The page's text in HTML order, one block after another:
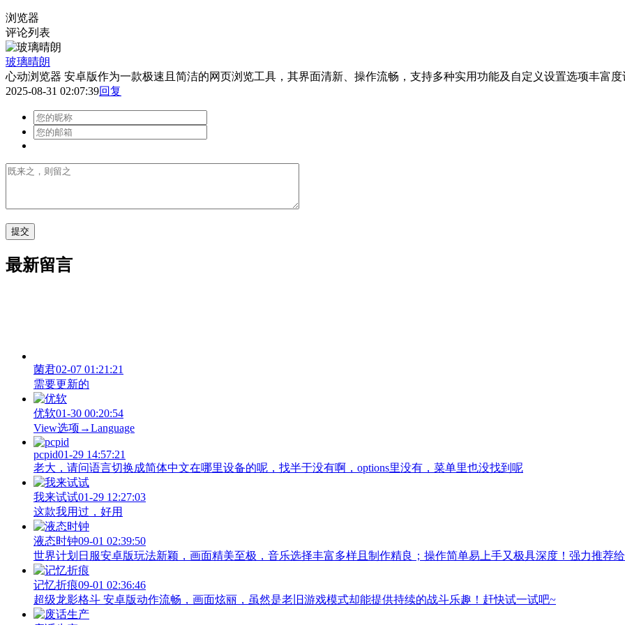
浏览器
评论列表
玻璃晴朗
心动浏览器 安卓版作为一款极速且简洁的网页浏览工具，其界面清新、操作流畅，支持多种实用功能及自定义设置选项丰富度
2025-08-31 02:07:39回复
最新留言
菌君02-07 01:21:21
需要更新的
优软01-30 00:20:54
View‌选项→Language
pcpid01-29 14:57:21
老大，请问语言切换成简体中文在哪里设备的呢，找半于没有啊，options里没有，菜单里也没找到呢
我来试试01-29 12:27:03
这款我用过，好用
液态时钟09-01 02:39:50
世界计划日服安卓版玩法新颖，画面精美至极，音乐选择丰富多样且制作精良；操作简单易上手又极具深度！强力推荐
记忆折痕09-01 02:36:46
超级龙影格斗 安卓版动作流畅，画面炫丽，虽然是老旧游戏模式却能提供持续的战斗乐趣！赶快试一试吧~